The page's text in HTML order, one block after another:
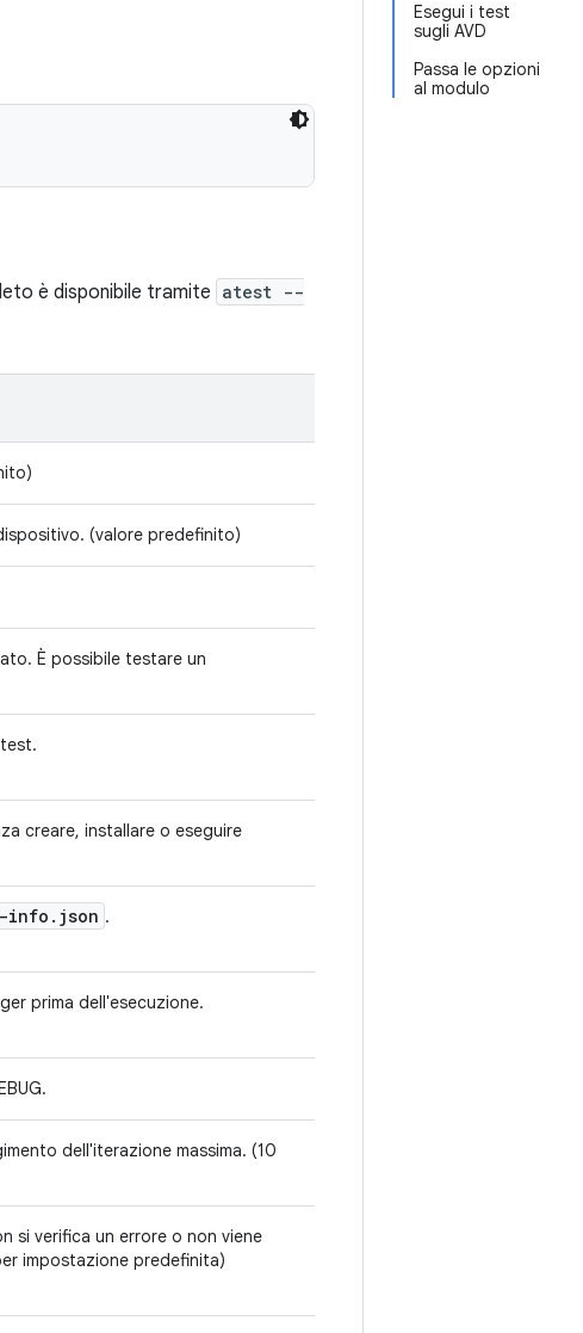
Esegui i test
sugli AVD
Passa le opzioni
al modulo
è disponibile tramite atest --
(valore predefinito)
È possibile testare un
creare, installare o eseguire
info . json .
prima dell'esecuzione.
dell'iterazione massima. (10
si verifica un errore o non viene
impostazione predefinita)